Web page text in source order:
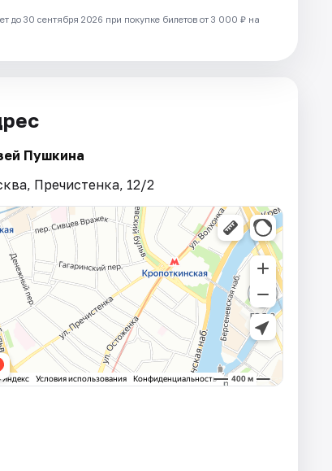
до 30 сентября 2026 при покупке билетов от 3 000 ₽ на
Пушкина
Пречистенка, 12/2